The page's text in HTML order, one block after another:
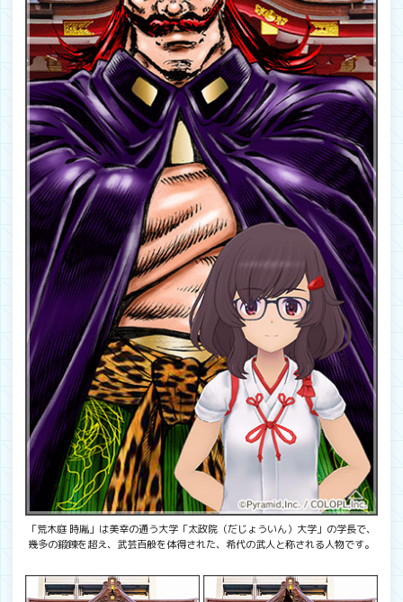
「荒木庭 時胤」は美幸の通う大学「太政院（だじょういん）大学」の学長で、
幾多の鍛錬を超え、武芸百般を体得された、希代の武人と称される人物です。